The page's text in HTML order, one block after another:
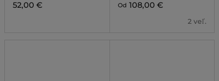
52,00 € Od 108,00 €
2 veľ.